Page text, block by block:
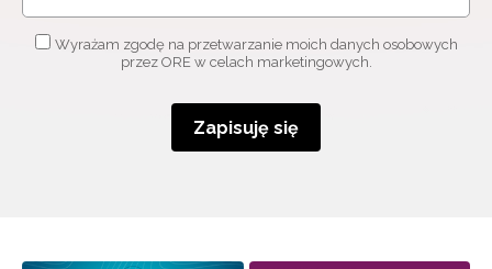
Wyrażam zgodę na przetwarzanie moich danych osobowych
przez ORE w celach marketingowych.
Zapisuję się